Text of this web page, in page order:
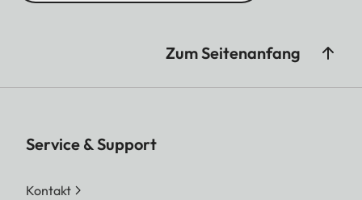
Zum Seitenanfang
Service & Support
Kontakt